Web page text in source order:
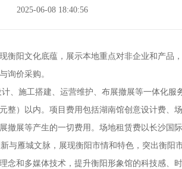
2025-06-08 18:40:56
阳文化底蕴，展示本地重点对非企业和产品
询价采购。
施工搭建、运营维护、布展撤展等一体化服务
）以内。项目费用包括湖南馆创意设计费、场
展等产生的一切费用。场地租赁费以长沙国际
雁城文脉，展现衡阳市情和特色，突出衡阳
念和多媒体技术，提升衡阳形象馆的科技感、